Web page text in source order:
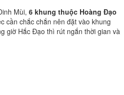
Mùi, 6 khung thuộc Hoàng Đạo
cần chắc chắn nên đặt vào khung
giờ Hắc Đạo thì rút ngắn thời gian và